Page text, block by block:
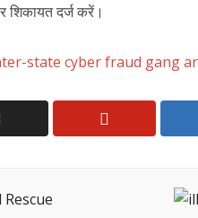
शिकायत दर्ज करें।
state cyber fraud gang